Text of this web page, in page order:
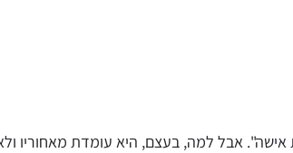
אבל למה, בעצם, היא עומדת מאחוריו